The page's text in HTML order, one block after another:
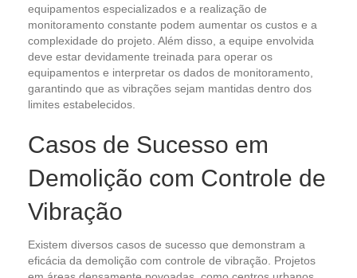
equipamentos especializados e a realização de
monitoramento constante podem aumentar os custos e a
complexidade do projeto. Além disso, a equipe envolvida
deve estar devidamente treinada para operar os
equipamentos e interpretar os dados de monitoramento,
garantindo que as vibrações sejam mantidas dentro dos
limites estabelecidos.
Casos de Sucesso em
Demolição com Controle de
Vibração
Existem diversos casos de sucesso que demonstram a
eficácia da demolição com controle de vibração. Projetos